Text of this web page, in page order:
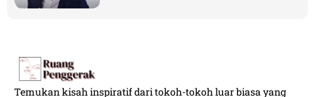
Temukan kisah inspiratif dari tokoh-tokoh luar biasa yang